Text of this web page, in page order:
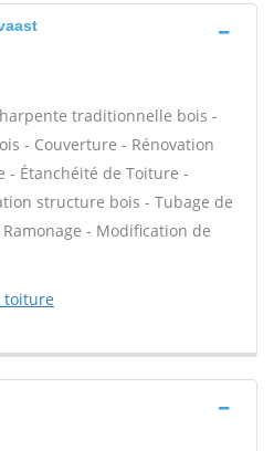
traditionnelle bois -
- Couverture - Rénovation
- Étanchéité de Toiture -
structure bois - Tubage de
- Modification de
toiture